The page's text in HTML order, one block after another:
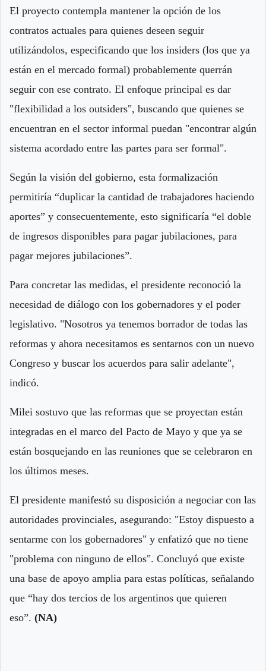
El proyecto contempla mantener la opción de los
contratos actuales para quienes deseen seguir
utilizándolos, especificando que los insiders (los que ya
están en el mercado formal) probablemente querrán
seguir con ese contrato. El enfoque principal es dar
"flexibilidad a los outsiders", buscando que quienes se
encuentran en el sector informal puedan "encontrar algún
sistema acordado entre las partes para ser formal".
Según la visión del gobierno, esta formalización
permitiría “duplicar la cantidad de trabajadores haciendo
aportes” y consecuentemente, esto significaría “el doble
de ingresos disponibles para pagar jubilaciones, para
pagar mejores jubilaciones”.
Para concretar las medidas, el presidente reconoció la
necesidad de diálogo con los gobernadores y el poder
legislativo. "Nosotros ya tenemos borrador de todas las
reformas y ahora necesitamos es sentarnos con un nuevo
Congreso y buscar los acuerdos para salir adelante",
indicó.
Milei sostuvo que las reformas que se proyectan están
integradas en el marco del Pacto de Mayo y que ya se
están bosquejando en las reuniones que se celebraron en
los últimos meses.
El presidente manifestó su disposición a negociar con las
autoridades provinciales, asegurando: "Estoy dispuesto a
sentarme con los gobernadores" y enfatizó que no tiene
"problema con ninguno de ellos". Concluyó que existe
una base de apoyo amplia para estas políticas, señalando
que “hay dos tercios de los argentinos que quieren
eso”. (NA)